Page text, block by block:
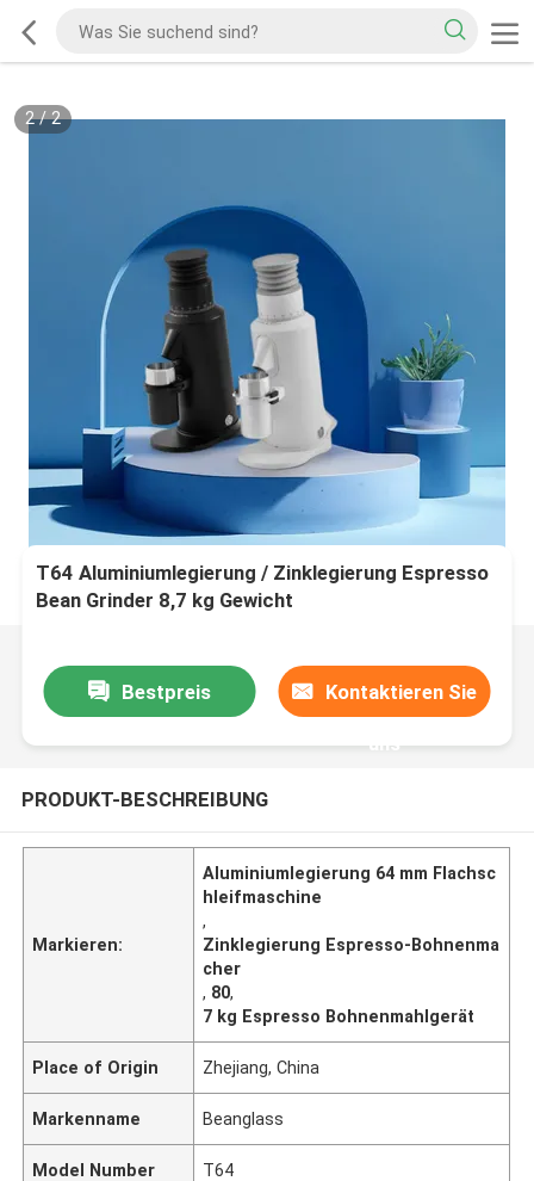
2/2
T64 Aluminiumlegierung / Zinklegierung Espresso
Bean Grinder 8,7 kg Gewicht
Bestpreis Kontaktieren Sie
uns
PRODUKT-BESCHREIBUNG
Markieren:
Aluminiumlegierung 64 mm Flachsc
hleifmaschine
,
Zinklegierung Espresso-Bohnenma
cher
, 80,
7 kg Espresso Bohnenmahlgerät
Place of Origin Zhejiang, China
Markenname Beanglass
Model Number T64